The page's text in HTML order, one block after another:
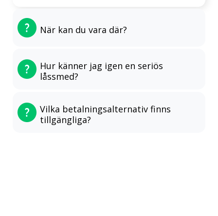
När kan du vara där?
Hur känner jag igen en seriös
låssmed?
Vilka betalningsalternativ finns
tillgängliga?